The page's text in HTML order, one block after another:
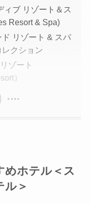
ィブ リゾート＆ス
Resort & Spa)
リゾート & スパ
クション‎
ゾート
）
めホテル＜ス
ル＞